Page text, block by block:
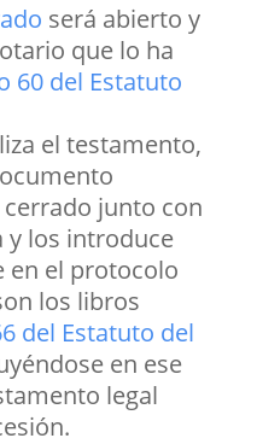
será abierto y
que lo ha
60 del Estatuto
el testamento,
junto con
y los introduce
en el protocolo
los libros
del Estatuto del
en ese
legal